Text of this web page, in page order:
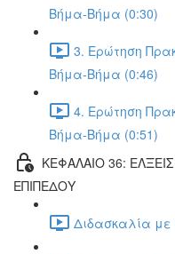
Βήμα-Βήμα (0:30)
3. Ερώτηση
Βήμα-Βήμα (0:46)
4. Ερώτηση
Βήμα-Βήμα (0:51)
ΚΕΦΑΛΑΙΟ 36:
ΕΠΙΠΕΔΟΥ
Διδασκαλία με